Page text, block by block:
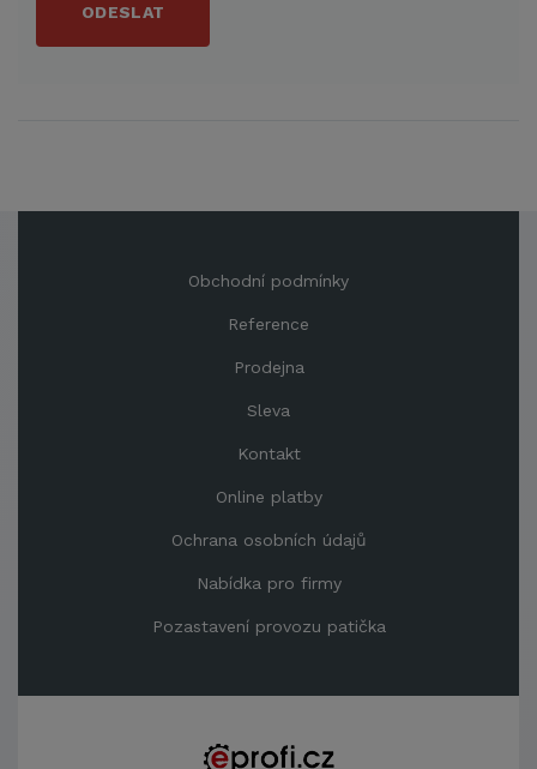
ODESLAT
Obchodní podmínky
Reference
Prodejna
Sleva
Kontakt
Online platby
Ochrana osobních údajů
Nabídka pro firmy
Pozastavení provozu patička